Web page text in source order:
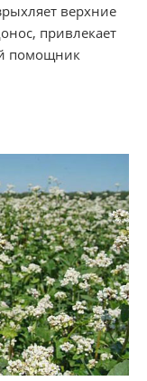
верхние
привлекает
помощник